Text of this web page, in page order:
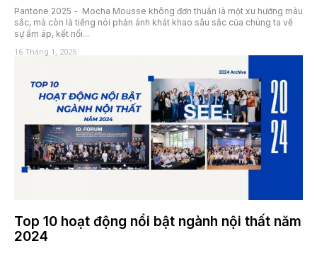
Pantone 2025 - Mocha Mousse không đơn thuần là một xu hướng màu
sắc, mà còn là tiếng nói phản ánh khát khao sâu sắc của chúng ta về
sự ấm áp, kết nối...
16 Tháng 1, 2025
Top 10 hoạt động nổi bật ngành nội thất năm
2024